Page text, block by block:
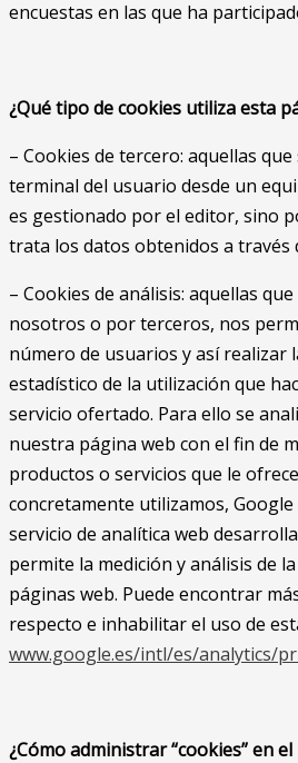
encuestas en las que ha
¿Qué tipo de cookies utiliza esta
– Cookies de tercero: aquellas
terminal del usuario desde un
es gestionado por el editor, sino
trata los datos obtenidos a través
– Cookies de análisis: aquellas
nosotros o por terceros, nos
número de usuarios y así realizar
estadístico de la utilización que
servicio ofertado. Para ello se
nuestra página web con el fin de
productos o servicios que le
concretamente utilizamos, Google
servicio de analítica web
permite la medición y análisis de
páginas web. Puede encontrar
respecto e inhabilitar el uso de
www.google.es/intl/es/analytics/
¿Cómo administrar “cookies” en